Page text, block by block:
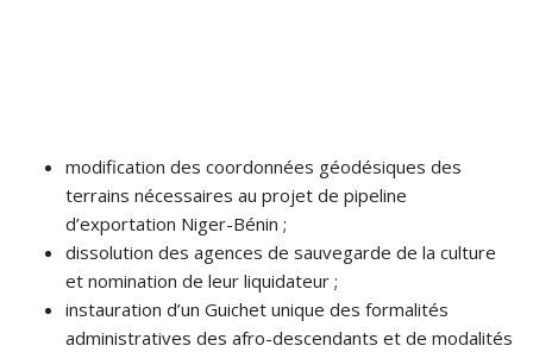
modification des coordonnées géodésiques des
terrains nécessaires au projet de pipeline
d’exportation Niger-Bénin ;
dissolution des agences de sauvegarde de la culture
et nomination de leur liquidateur ;
instauration d’un Guichet unique des formalités
administratives des afro-descendants et de modalités